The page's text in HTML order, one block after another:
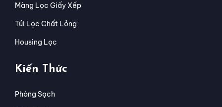
Màng Lọc Giấy Xếp
Túi Lọc Chất Lỏng
Housing Lọc
Kiến Thức
Phòng Sạch